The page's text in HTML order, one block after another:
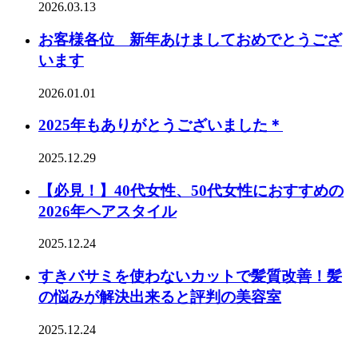
2026.03.13
お客様各位 新年あけましておめでとうござ
います
2026.01.01
2025年もありがとうございました＊
2025.12.29
【必見！】40代女性、50代女性におすすめの
2026年ヘアスタイル
2025.12.24
すきバサミを使わないカットで髪質改善！髪
の悩みが解決出来ると評判の美容室
2025.12.24